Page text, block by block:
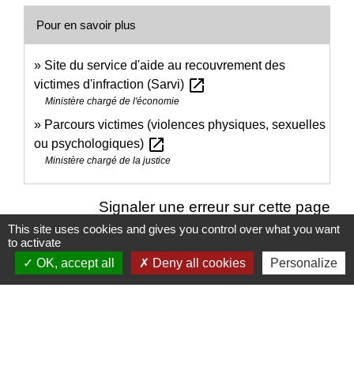
Pour en savoir plus
Site du service d'aide au recouvrement des
victimes d'infraction (Sarvi) open_in_new
Ministère chargé de l'économie
Parcours victimes (violences physiques, sexuelles
ou psychologiques) open_in_new
Ministère chargé de la justice
Signaler une erreur sur cette page
This site uses cookies and gives you control over what you want
to activate
OK, accept all
Deny all cookies Personalize